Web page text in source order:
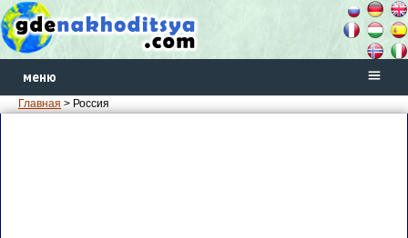
меню
Главная > Россия